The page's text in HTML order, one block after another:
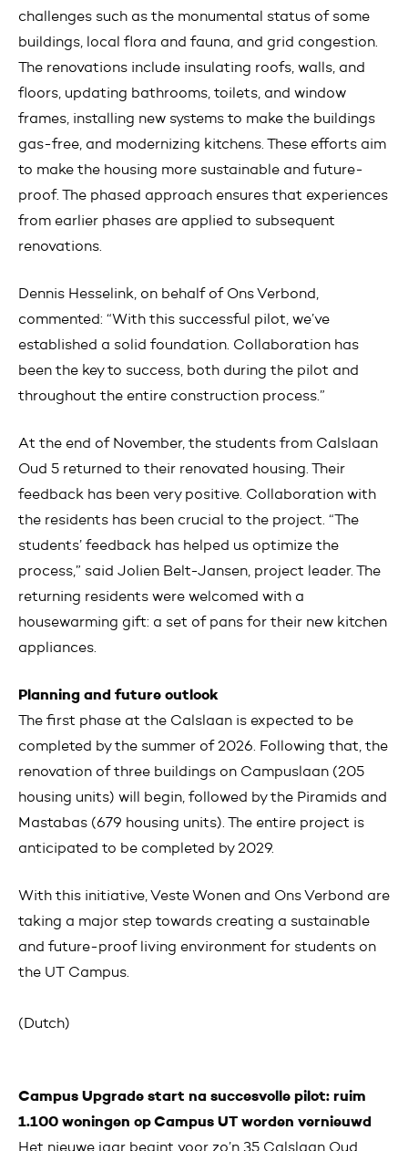
challenges such as the monumental status of some
buildings, local flora and fauna, and grid congestion.
The renovations include insulating roofs, walls, and
floors, updating bathrooms, toilets, and window
frames, installing new systems to make the buildings
gas-free, and modernizing kitchens. These efforts aim
to make the housing more sustainable and future-
proof. The phased approach ensures that experiences
from earlier phases are applied to subsequent
renovations.
Dennis Hesselink, on behalf of Ons Verbond,
commented: “With this successful pilot, we’ve
established a solid foundation. Collaboration has
been the key to success, both during the pilot and
throughout the entire construction process.”
At the end of November, the students from Calslaan
Oud 5 returned to their renovated housing. Their
feedback has been very positive. Collaboration with
the residents has been crucial to the project. “The
students’ feedback has helped us optimize the
process,” said Jolien Belt-Jansen, project leader. The
returning residents were welcomed with a
housewarming gift: a set of pans for their new kitchen
appliances.
Planning and future outlook
The first phase at the Calslaan is expected to be
completed by the summer of 2026. Following that, the
renovation of three buildings on Campuslaan (205
housing units) will begin, followed by the Piramids and
Mastabas (679 housing units). The entire project is
anticipated to be completed by 2029.
With this initiative, Veste Wonen and Ons Verbond are
taking a major step towards creating a sustainable
and future-proof living environment for students on
the UT Campus.
(Dutch)
Campus Upgrade start na succesvolle pilot: ruim
1.100 woningen op Campus UT worden vernieuwd